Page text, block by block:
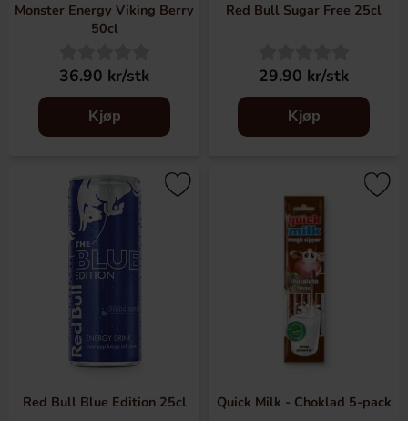
Monster Energy Viking Berry
50cl
36.90 kr/stk
Kjøp
Red Bull Sugar Free 25cl
29.90 kr/stk
Kjøp
Red Bull Blue Edition 25cl Quick Milk - Choklad 5-pack